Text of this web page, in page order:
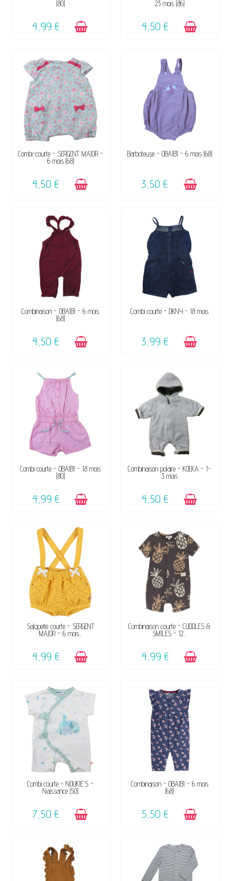
(80)
4,99 €
23 mois (86)
4,50 €
DISPONIBLE
Combi-courte - SERGENT MAJOR -
6 mois (68)
4,50 €
DISPONIBLE
Barboteuse - OBAÏBI - 6 mois (68)
3,50 €
DISPONIBLE
Combinaison - OBAÏBI - 6 mois
(68)
4,50 €
DISPONIBLE
Combi courte - DKNY - 18 mois
3,99 €
DISPONIBLE
Combi courte - OBAÏBI - 18 mois
(80)
4,99 €
DISPONIBLE
Combinaison polaire - KOEKA - 1-
3 mois
4,50 €
DISPONIBLE
Salopette courte - SERGENT
MAJOR - 6 mois...
4,99 €
DISPONIBLE
Combinaison courte - CUDDLES &
SMILES - 12...
4,99 €
DISPONIBLE
Combi courte - NOUKIE'S -
Naissance (50)
7,50 €
DISPONIBLE
Combinaison - OBAÏBI - 6 mois
(68)
5,50 €